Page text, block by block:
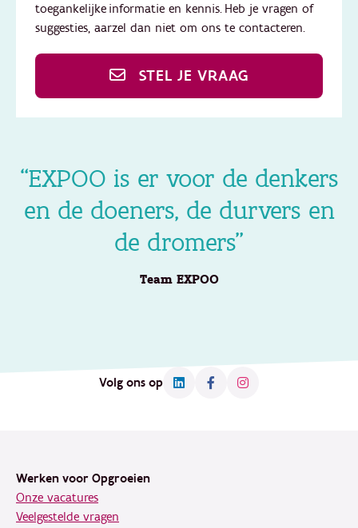
toegankelijke informatie en kennis. Heb je vragen of
suggesties, aarzel dan niet om ons te contacteren.
STEL JE VRAAG
“EXPOO is er voor de denkers
en de doeners, de durvers en
de dromers”
Team EXPOO
Volg ons op
Werken voor Opgroeien
Onze vacatures
Veelgestelde vragen